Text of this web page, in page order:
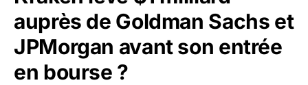
auprès de Goldman Sachs et
JPMorgan avant son entrée
en bourse ?